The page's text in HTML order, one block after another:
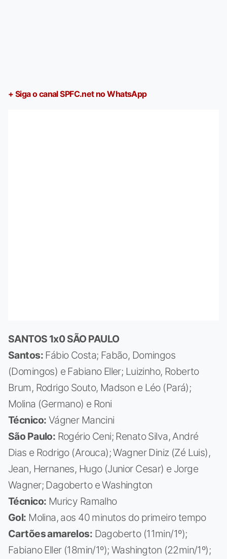
+ Siga o canal SPFC.net no WhatsApp
SANTOS 1x0 SÃO PAULO
Santos:Fábio Costa; Fabão, Domingos
(Domingos) e Fabiano Eller; Luizinho, Roberto
Brum, Rodrigo Souto, Madson e Léo (Pará);
Molina (Germano) e Roni
Técnico: Vágner Mancini
São Paulo: Rogério Ceni; Renato Silva, André
Dias e Rodrigo (Arouca); Wagner Diniz (Zé Luis),
Jean, Hernanes, Hugo (Junior Cesar) e Jorge
Wagner; Dagoberto e Washington
Técnico: Muricy Ramalho
Gol: Molina, aos 40 minutos do primeiro tempo
Cartões amarelos: Dagoberto (11min/1º);
Fabiano Eller (18min/1º); Washington (22min/1º);